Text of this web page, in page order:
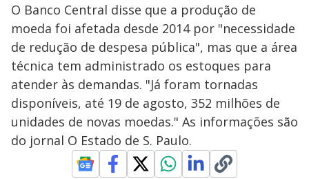
O Banco Central disse que a produção de
moeda foi afetada desde 2014 por "necessidade
de redução de despesa pública", mas que a área
técnica tem administrado os estoques para
atender às demandas. "Já foram tornadas
disponíveis, até 19 de agosto, 352 milhões de
unidades de novas moedas." As informações são
do jornal O Estado de S. Paulo.